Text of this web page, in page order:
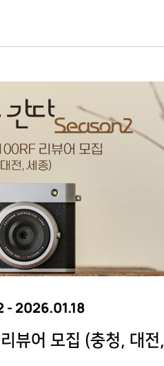
-2026.01.18
뷰어 모집 (충청, 대전,